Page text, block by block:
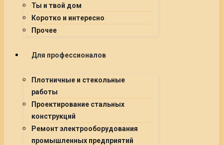
Ты и твой дом
Коротко и интересно
Прочее
Для профессионалов
Плотничные и стекольные
работы
Проектирование стальных
конструкций
Ремонт электрооборудования
промышленных предприятий